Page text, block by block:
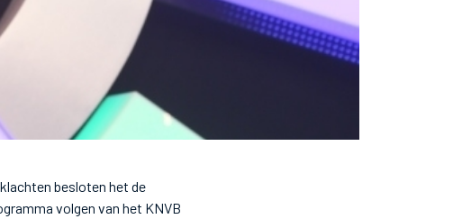
besloten het de
volgen van het KNVB